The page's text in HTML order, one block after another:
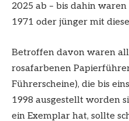
2025 ab – bis dahin
1971 oder jünger mit
Betroffen davon waren
rosafarbenen
Führerscheine), die bis
1998 ausgestellt worden
ein Exemplar hat, sollte